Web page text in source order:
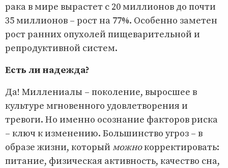
рака в мире вырастет с 20 миллионов до почти
35 миллионов – рост на 77%. Особенно заметен
рост ранних опухолей пищеварительной и
репродуктивной систем.
Есть ли надежда?
Да! Миллениалы – поколение, выросшее в
культуре мгновенного удовлетворения и
тревоги. Но именно осознание факторов риска
– ключ к изменению. Большинство угроз – в
образе жизни, который можнокорректировать:
питание, физическая активность, качество сна,